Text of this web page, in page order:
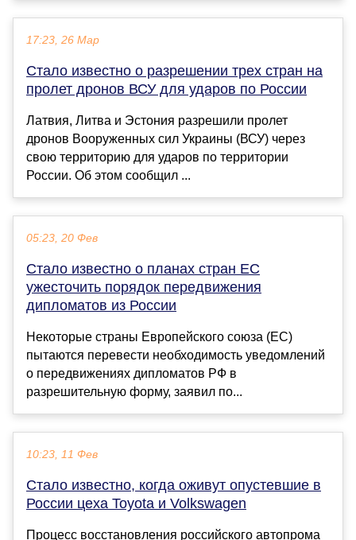
17:23, 26 Мар
Стало известно о разрешении трех стран на
пролет дронов ВСУ для ударов по России
Латвия, Литва и Эстония разрешили пролет
дронов Вооруженных сил Украины (ВСУ) через
свою территорию для ударов по территории
России. Об этом сообщил ...
05:23, 20 Фев
Стало известно о планах стран ЕС
ужесточить порядок передвижения
дипломатов из России
Некоторые страны Европейского союза (ЕС)
пытаются перевести необходимость уведомлений
о передвижениях дипломатов РФ в
разрешительную форму, заявил по...
10:23, 11 Фев
Стало известно, когда оживут опустевшие в
России цеха Toyota и Volkswagen
Процесс восстановления российского автопрома